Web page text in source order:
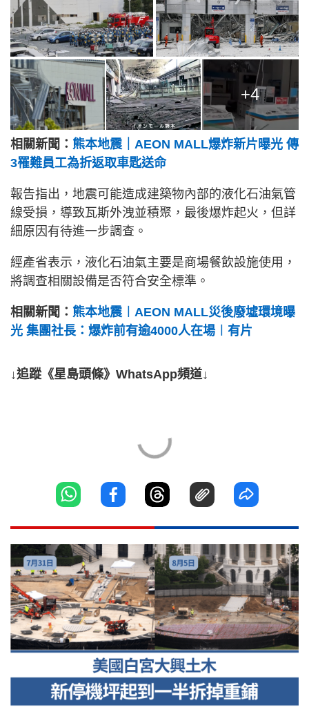
+4
相關新聞： 熊本地震｜AEON MALL爆炸新片曝光 傳
3罹難員工為折返取車匙送命
報告指出，地震可能造成建築物內部的液化石油氣管
線受損，導致瓦斯外洩並積聚，最後爆炸起火，但詳
細原因有待進一步調查。
經產省表示，液化石油氣主要是商場餐飲設施使用，
將調查相關設備是否符合安全標準。
相關新聞： 熊本地震︱AEON MALL災後廢墟環境曝
光 集團社長：爆炸前有逾4000人在場︱有片
↓追蹤《星島頭條》WhatsApp頻道↓